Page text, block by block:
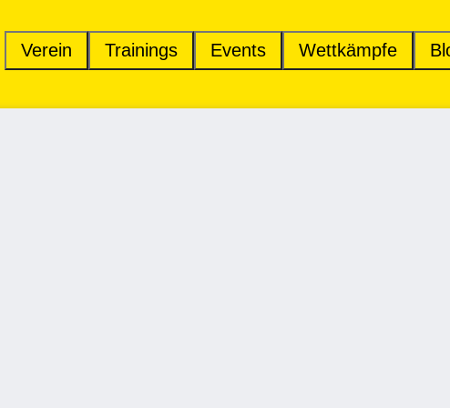
Verein Trainings Events Wettkämpfe